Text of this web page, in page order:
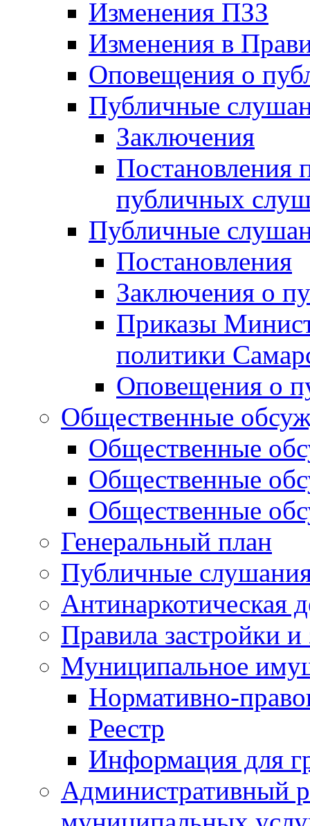
Изменения ПЗЗ
Изменения в
Оповещения о
Публичные
Заключения
Постановления
публичных
Публичные
Постановления
Заключения о
Приказы
политики
Оповещения о
Общественные
Общественные
Общественные
Общественные
Генеральный план
Публичные
Антинаркотическая
Правила застройки
Муниципальное
Нормативно-
Реестр
Информация для
Административный